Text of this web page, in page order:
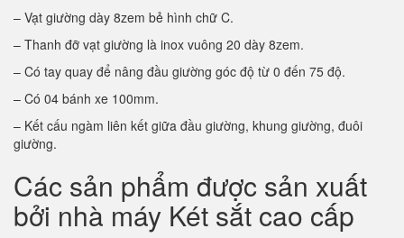
– Vạt giường dày 8zem bẻ hình chữ C.
– Thanh đỡ vạt giường là inox vuông 20 dày 8zem.
– Có tay quay để nâng đầu giường góc độ từ 0 đến 75 độ.
– Có 04 bánh xe 100mm.
– Kết cấu ngàm liên kết giữa đầu giường, khung giường, đuôi
giường.
Các sản phẩm được sản xuất
bởi nhà máy Két sắt cao cấp